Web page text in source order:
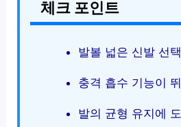
체크 포인트
발볼 넓은 신발 선
충격 흡수 기능이
발의 균형 유지에